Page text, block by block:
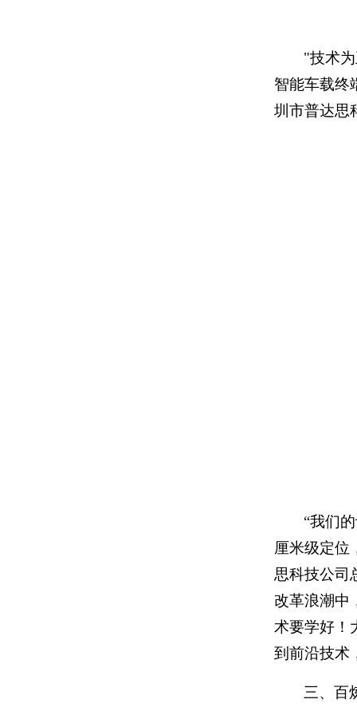
"技术
智能车载终
圳市普达思
“我们
厘米级定位
思科技公司
改革浪潮中
术要学好！
到前沿技术
三、百